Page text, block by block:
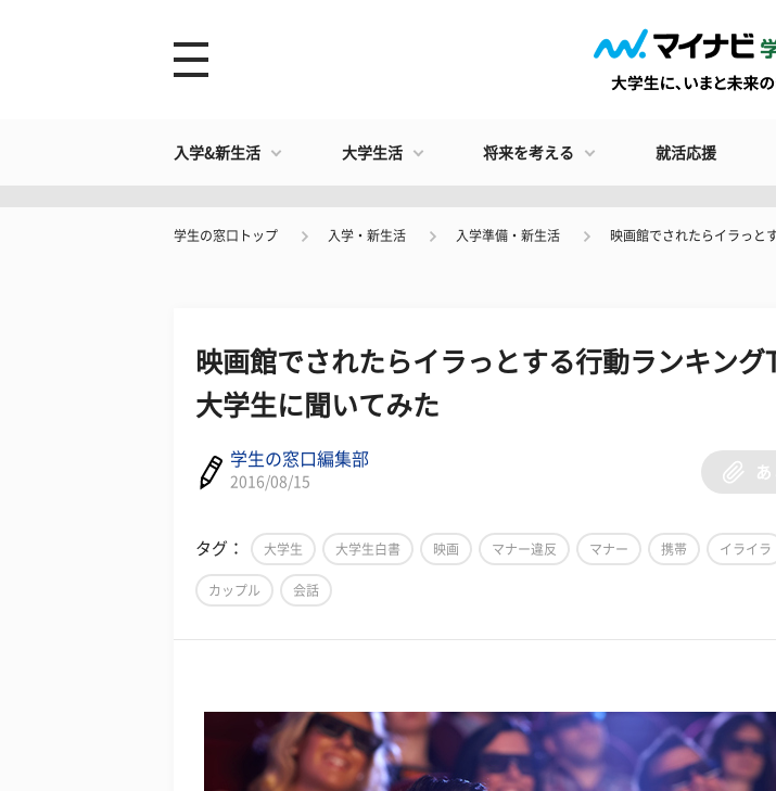
入学&新生活 大学生活 将来を考える 就活応援
学生の窓口トップ 入学・新生活 入学準備・新生活 映画館でされたらイラっと
映画館でされたらイラっとする行動ランキング
大学生に聞いてみた
学生の窓口編集部
2016/08/15
タグ： 大学生 大学生白書 映画 マナー違反 マナー 携帯 イライラ
カップル 会話